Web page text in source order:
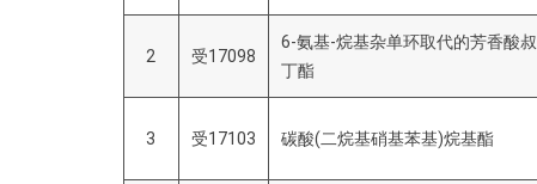
2 受17098
6-氨基-烷基杂单环取代的芳香酸叔
丁酯
3 受17103 碳酸(二烷基硝基苯基)烷基酯